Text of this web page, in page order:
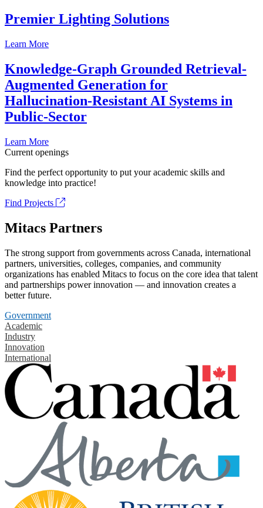
Premier Lighting Solutions
Learn More
Knowledge-Graph Grounded Retrieval-
Augmented Generation for
Hallucination-Resistant AI Systems in
Public-Sector
Learn More
Current openings
Find the perfect opportunity to put your academic skills and
knowledge into practice!
Find Projects
Mitacs Partners
The strong support from governments across Canada, international
partners, universities, colleges, companies, and community
organizations has enabled Mitacs to focus on the core idea that talent
and partnerships power innovation — and innovation creates a
better future.
Government
Academic
Industry
Innovation
International